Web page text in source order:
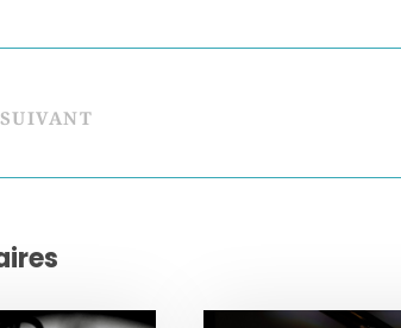
SUIVANT